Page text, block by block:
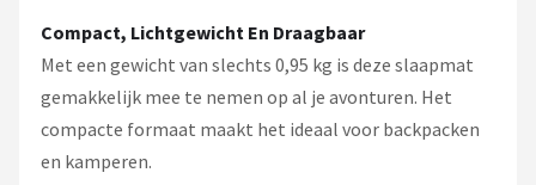
Compact, Lichtgewicht En Draagbaar
Met een gewicht van slechts 0,95 kg is deze slaapmat
gemakkelijk mee te nemen op al je avonturen. Het
compacte formaat maakt het ideaal voor backpacken
en kamperen.